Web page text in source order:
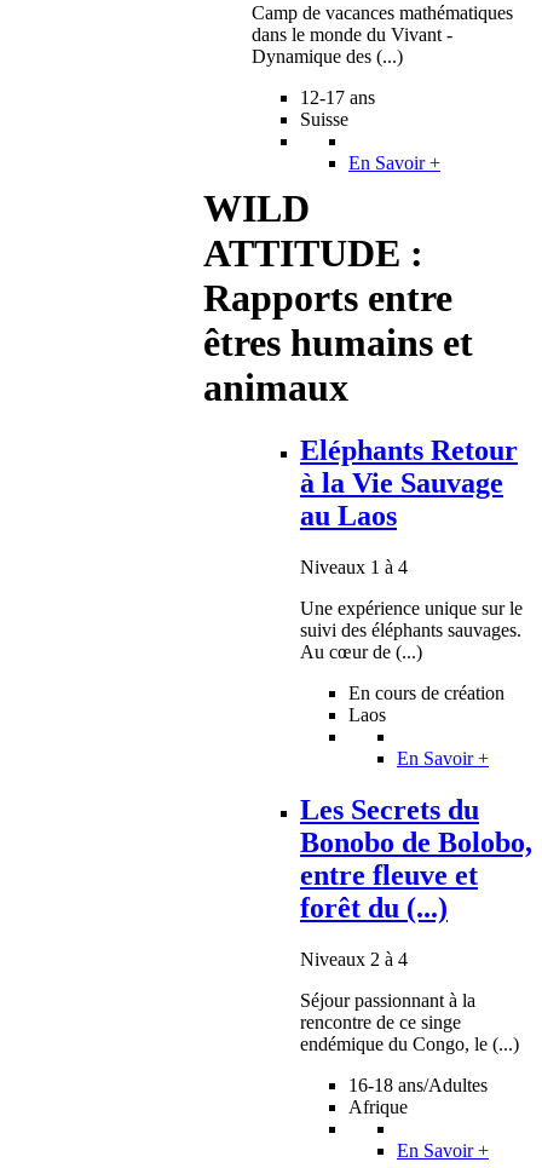
Camp de vacances mathématiques
dans le monde du Vivant -
Dynamique des (...)
12-17 ans
Suisse
En Savoir +
WILD
ATTITUDE :
Rapports entre
êtres humains et
animaux
Eléphants Retour
à la Vie Sauvage
au Laos
Niveaux 1 à 4
Une expérience unique sur le
suivi des éléphants sauvages.
Au cœur de (...)
En cours de création
Laos
En Savoir +
Les Secrets du
Bonobo de Bolobo,
entre fleuve et
forêt du (...)
Niveaux 2 à 4
Séjour passionnant à la
rencontre de ce singe
endémique du Congo, le (...)
16-18 ans/Adultes
Afrique
En Savoir +